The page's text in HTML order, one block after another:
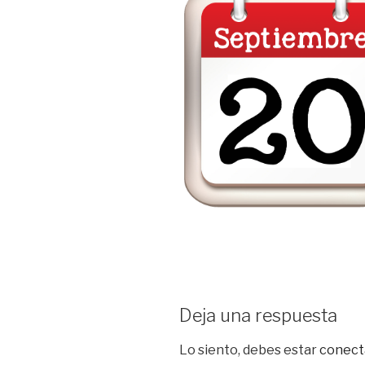
Deja una respuesta
Lo siento, debes estar